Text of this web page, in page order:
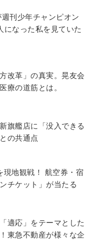
刊少年チャンピオン
になった私を見ていた
改革」の真実。晃友会
療の道筋とは。
旗艦店に「没入できる
の共通点
地観戦！ 航空券・宿
チケット」が当たる
適応」をテーマとした
東急不動産が様々な企